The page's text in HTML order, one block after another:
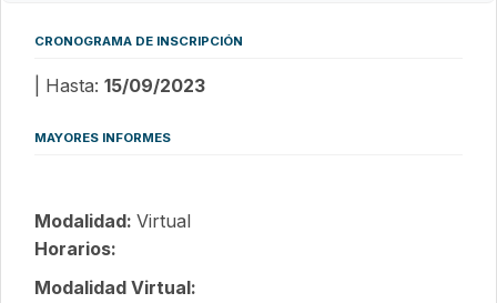
CRONOGRAMA DE INSCRIPCIÓN
| Hasta: 15/09/2023
MAYORES INFORMES
Modalidad: Virtual
Horarios:
Modalidad Virtual: